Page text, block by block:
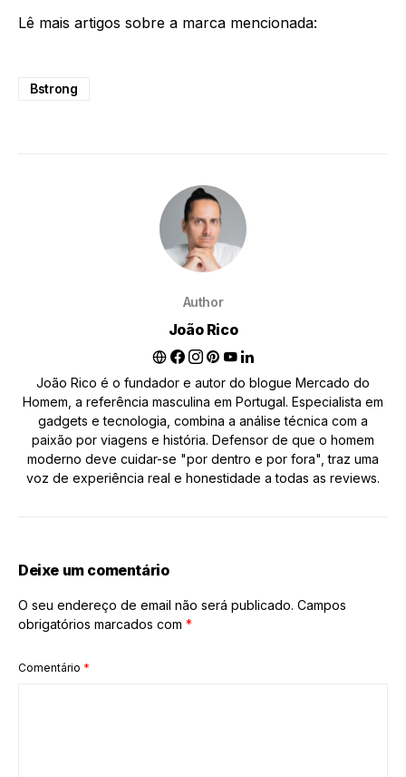
Lê mais artigos sobre a marca mencionada:
Bstrong
Author
João Rico
João Rico é o fundador e autor do blogue Mercado do
Homem, a referência masculina em Portugal. Especialista em
gadgets e tecnologia, combina a análise técnica com a
paixão por viagens e história. Defensor de que o homem
moderno deve cuidar-se "por dentro e por fora", traz uma
voz de experiência real e honestidade a todas as reviews.
Deixe um comentário
O seu endereço de email não será publicado. Campos
obrigatórios marcados com *
Comentário *